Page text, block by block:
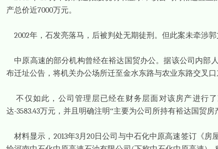
产总价近7000万元。
2002年，石发亮落马，后被判处无期徒刑。但此案未牵涉
中原高速的部分机构曾经在裕达国贸办公。据该公司内部
布迁址公告，将机关办公场所迁至金水东路与农业东路交叉
不仅如此，公司管理层已经在财务层面对该房产进行
达-3583.43万元，并且明确注明“主要为公司所持有裕达国贸房
材料显示， 2013年3月20日公司与中石化中原高速签订《房